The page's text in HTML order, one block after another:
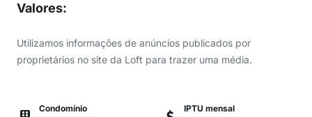
Valores:
Utilizamos informações de anúncios publicados por
proprietários no site da Loft para trazer uma média.
Condomínio
IPTU mensal